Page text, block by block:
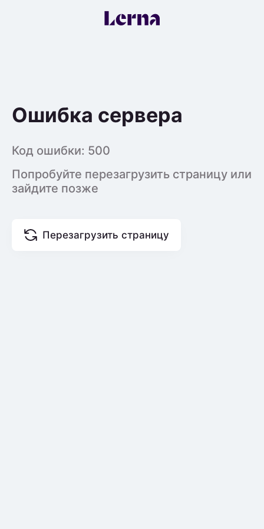
Ошибка сервера
Код ошибки: 500
Попробуйте перезагрузить страницу или
зайдите позже
Перезагрузить страницу